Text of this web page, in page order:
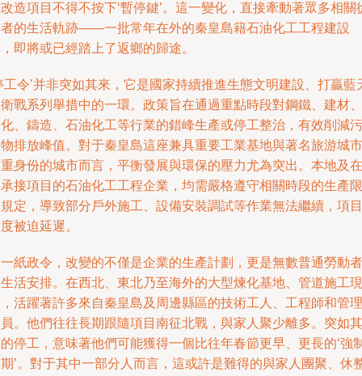
造項目不得不按下‘暫停鍵’。這一變化，直接牽動著眾多相關
的生活軌跡——一批常年在外的秦皇島籍石油化工工程建設
即將或已經踏上了返鄉的歸途。
工令’并非突如其來，它是國家持續推進生態文明建設、打贏藍
戰系列舉措中的一環。政策旨在通過重點時段對鋼鐵、建材、
、鑄造、石油化工等行業的錯峰生產或停工整治，有效削減污
排放峰值。對于秦皇島這座兼具重要工業基地與著名旅游城市
身份的城市而言，平衡發展與環保的壓力尤為突出。本地及在
接項目的石油化工工程企業，均需嚴格遵守相關時段的生產限
定，導致部分戶外施工、設備安裝調試等作業無法繼續，項目
被迫延遲。
紙政令，改變的不僅是企業的生產計劃，更是無數普通勞動者
活安排。在西北、東北乃至海外的大型煉化基地、管道施工現
活躍著許多來自秦皇島及周邊縣區的技術工人、工程師和管理
。他們往往長期跟隨項目南征北戰，與家人聚少離多。突如其
停工，意味著他們可能獲得一個比往年春節更早、更長的‘強
’。對于其中一部分人而言，這或許是難得的與家人團聚、休